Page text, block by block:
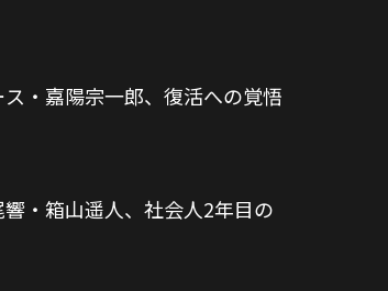
・嘉陽宗一郎、復活への覚悟
・箱山遥人、社会人2年目の